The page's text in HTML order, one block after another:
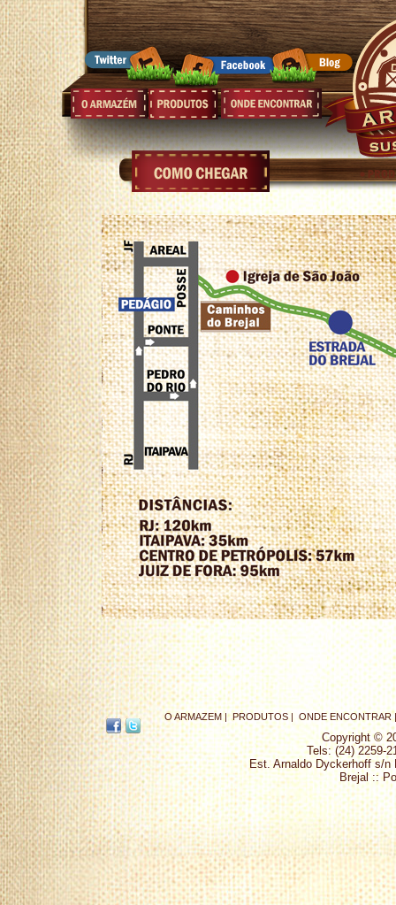
O ARMAZEM | PRODUTOS | ONDE ENCONTRAR |
Copyright ©
Tels: (24) 2259-
Est. Arnaldo Dyckerhoff s/n
Brejal ::